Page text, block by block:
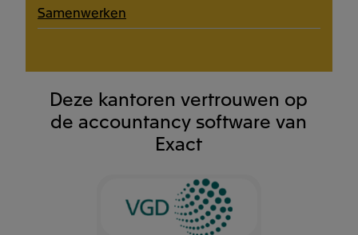
Samenwerken
Deze kantoren vertrouwen op
de accountancy software van
Exact